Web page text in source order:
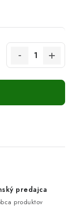
predajca
produktov